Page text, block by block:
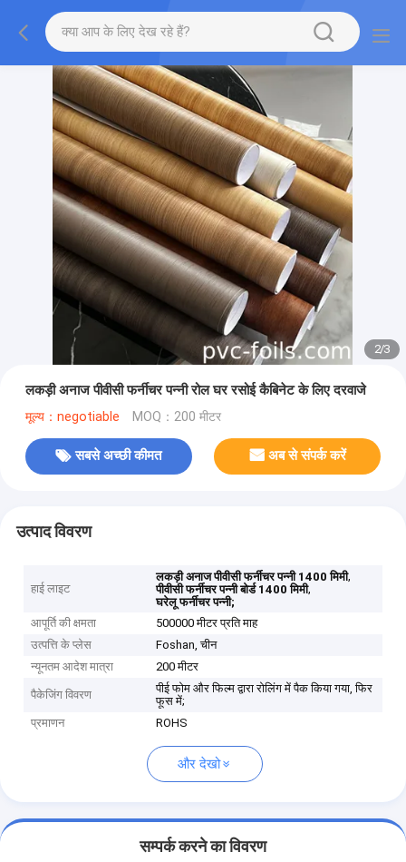
2/3
लकड़ी अनाज पीवीसी फर्नीचर पन्नी रोल घर रसोई कैबिनेट के लिए दरवाजे
मूल्य：negotiable MOQ：200 मीटर
सबसे अच्छी कीमत अब से संपर्क करें
उत्पाद विवरण
हाई लाइट
लकड़ी अनाज पीवीसी फर्नीचर पन्नी 1400 मिमी,
पीवीसी फर्नीचर पन्नी बोर्ड 1400 मिमी,
घरेलू फर्नीचर पन्नी;
आपूर्ति की क्षमता
500000 मीटर प्रति माह
उत्पत्ति के प्लेस
Foshan, चीन
न्यूनतम आदेश मात्रा
200 मीटर
पैकेजिंग विवरण
पीई फोम और फिल्म द्वारा रोलिंग में पैक किया गया, फिर
फूस में;
प्रमाणन
ROHS
और देखो
सम्पर्क करने का विवरण